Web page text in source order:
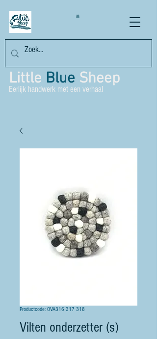
Little Blue Sheep
Eerlijk handwerk met een verhaal
Productcode: OVA316 317 318
Vilten onderzetter (s)